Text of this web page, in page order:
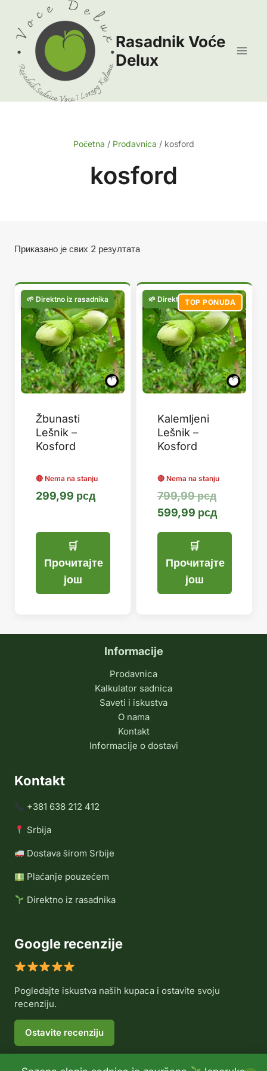
content
Rasadnik Voće
Delux
Početna / Prodavnica / kosford
kosford
Приказано је свих 2 резултатаСортирано
популарности
Žbunasti
Lešnik –
Kosford
299,99 рсд
Прочитајте
још
TOP PONUDA
Kalemljeni
Lešnik –
Kosford
799,99рсд
цена
799,99
599,99 рсдТренутна
599,99
Прочитајте
још
Informacije
Prodavnica
Kalkulator sadnica
Saveti i iskustva
O nama
Kontakt
Informacije o dostavi
Kontakt
+381 638 212 412
Srbija
Dostava širom Srbije
Plaćanje pouzećem
Direktno iz rasadnika
Google recenzije
Pogledajte iskustva naših kupaca i ostavite svoju
recenziju.
Ostavite recenziju